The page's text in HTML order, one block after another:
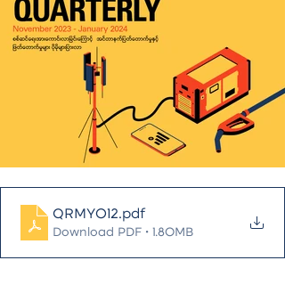
QRMY012.pdf
Download PDF • 1.80MB